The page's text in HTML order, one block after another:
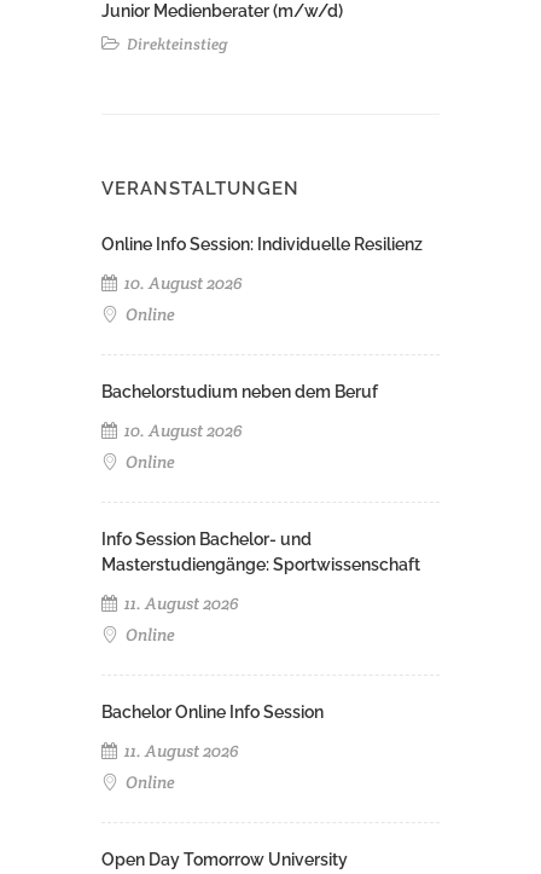
Junior Medienberater (m/w/d)
Direkteinstieg
VERANSTALTUNGEN
Online Info Session: Individuelle Resilienz
10. August 2026
Online
Bachelorstudium neben dem Beruf
10. August 2026
Online
Info Session Bachelor- und
Masterstudiengänge: Sportwissenschaft
11. August 2026
Online
Bachelor Online Info Session
11. August 2026
Online
Open Day Tomorrow University